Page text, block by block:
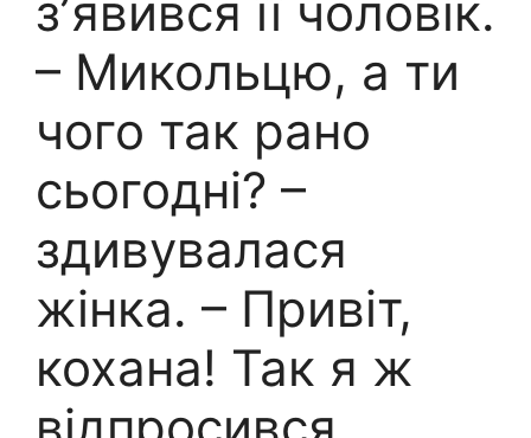
– Микольцю, а ти
чого так рано
сьогодні? –
здивувалася
жінка. – Привіт,
кохана! Так я ж